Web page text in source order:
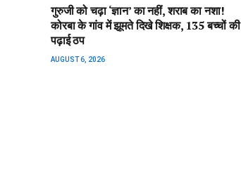
गुरुजी को चढ़ा ‘ज्ञान’ का नहीं, शराब का नशा!
कोरबा के गांव में झूमते दिखे शिक्षक, 135 बच्चों की
पढ़ाई ठप
AUGUST 6, 2026